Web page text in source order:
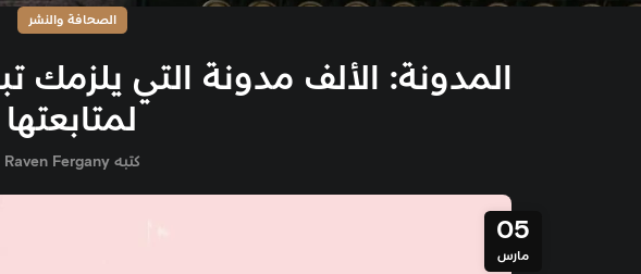
الصحافة والنشر
المدونة: الألف مدونة التي يلزمك
لمتابعتها
كتبه Raven Fergany
05
مارس